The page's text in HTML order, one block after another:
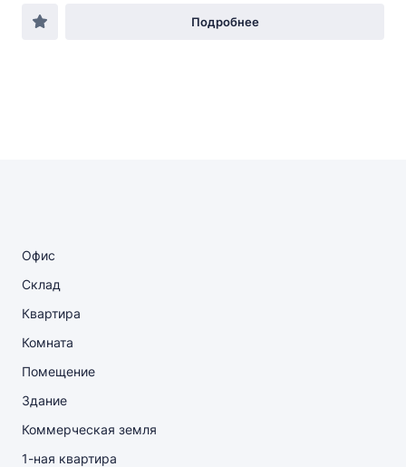
Подробнее
Офис
Склад
Квартира
Комната
Помещение
Здание
Коммерческая земля
1-ная квартира